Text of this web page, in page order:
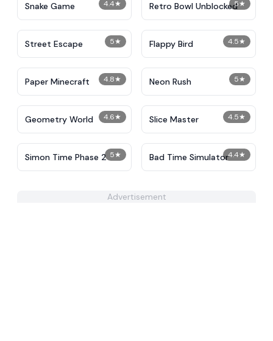
4.4★
Snake Game 5★
Retro Bowl Unblocked
5★
Street Escape 4.5★
Flappy Bird
4.8★
Paper Minecraft 5★
Neon Rush
4.6★
Geometry World 4.5★
Slice Master
5★
Simon Time Phase 2 4.4★
Bad Time Simulator
Advertisement